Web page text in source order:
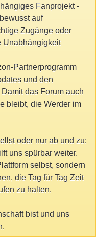
Fanprojekt -
auf
Zugänge oder
Unabhängigkeit
Partnerprogramm
und den
das Forum auch
bleibt, die Werder im
oder nur ab und zu:
uns spürbar weiter.
selbst, sondern
die Tag für Tag Zeit
zu halten.
bist und uns